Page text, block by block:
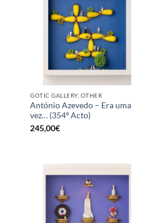
GOTIC GALLERY, OTHER
António Azevedo – Era uma
vez… (354º Acto)
245,00€